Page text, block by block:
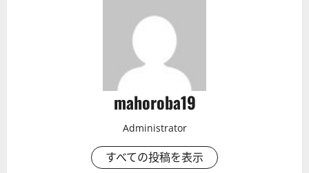
mahoroba19
Administrator
すべての投稿を表示